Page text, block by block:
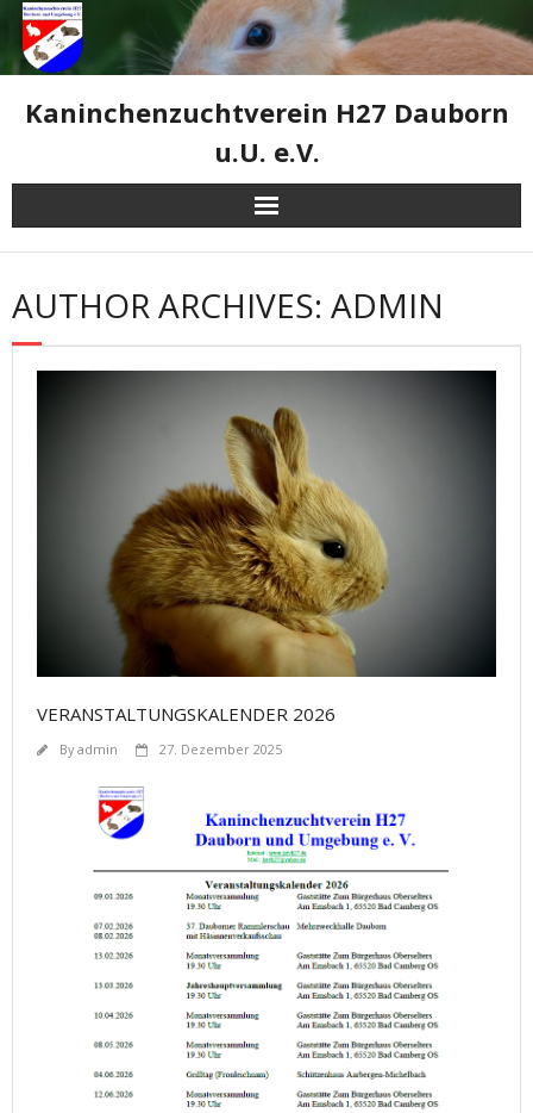
Skip
content
Kaninchenzuchtverein H27 Dauborn
u.U. e.V.
AUTHOR ARCHIVES: ADMIN
VERANSTALTUNGSKALENDER 2026
Byadmin 27. Dezember 2025